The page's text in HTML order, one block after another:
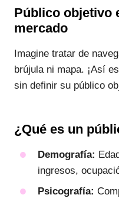
Público objetivo
mercado
Imagine tratar de
brújula ni mapa. ¡Así
sin definir su público
¿Qué es un
Demografía:
ingresos,
Psicografía: